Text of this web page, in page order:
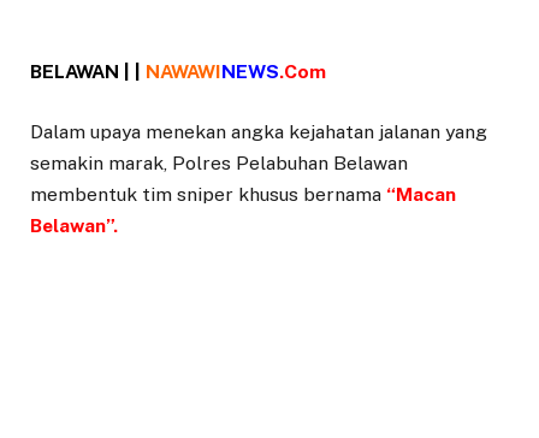
BELAWAN | | NAWAWINEWS.Com
Dalam upaya menekan angka kejahatan jalanan yang
semakin marak, Polres Pelabuhan Belawan
membentuk tim sniper khusus bernama “Macan
Belawan”.